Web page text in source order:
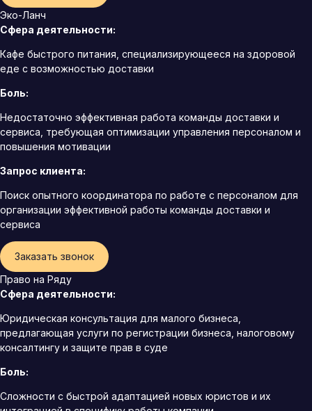
Эко-Ланч
Сфера деятельности:
Кафе быстрого питания, специализирующееся на здоровой
еде с возможностью доставки
Боль:
Недостаточно эффективная работа команды доставки и
сервиса, требующая оптимизации управления персоналом и
повышения мотивации
Запрос клиента:
Поиск опытного координатора по работе с персоналом для
организации эффективной работы команды доставки и
сервиса
Заказать звонок
Право на Ряду
Сфера деятельности:
Юридическая консультация для малого бизнеса,
предлагающая услуги по регистрации бизнеса, налоговому
консалтингу и защите прав в суде
Боль:
Сложности с быстрой адаптацией новых юристов и их